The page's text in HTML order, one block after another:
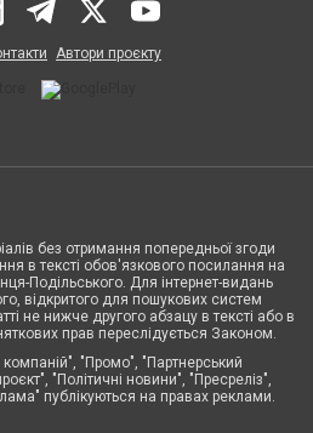
Автори проєкту
без отримання попередньої згоди
в тексті обов'язкового посилання на
Подільського. Для інтернет-видань
відкритого для пошукових систем
не нижче другого абзацу в тексті або в
прав переслідується Законом.
"Промо", "Партнерський
"Політичні новини", "Пресреліз",
публікуються на правах реклами.